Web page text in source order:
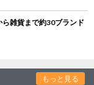
雑貨まで約30ブランド
もっと見る